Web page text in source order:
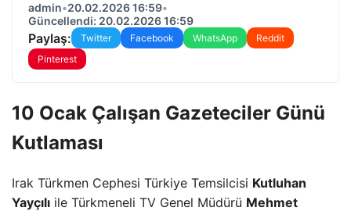
admin•20.02.2026 16:59•
Güncellendi: 20.02.2026 16:59
Paylaş: Twitter Facebook WhatsApp
Reddit
Pinterest
10 Ocak Çalışan Gazeteciler Günü
Kutlaması
Irak Türkmen Cephesi Türkiye Temsilcisi Kutluhan
Yayçılı ile Türkmeneli TV Genel Müdürü Mehmet